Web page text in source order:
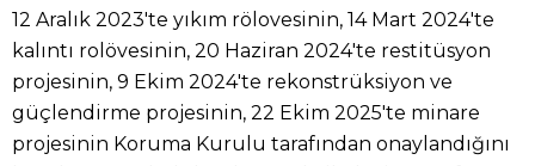
12 Aralık 2023'te yıkım rölovesinin, 14 Mart 2024'te
kalıntı rolövesinin, 20 Haziran 2024'te restitüsyon
projesinin, 9 Ekim 2024'te rekonstrüksiyon ve
güçlendirme projesinin, 22 Ekim 2025'te minare
projesinin Koruma Kurulu tarafından onaylandığını